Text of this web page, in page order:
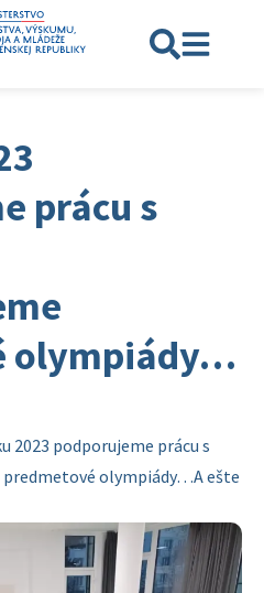
prácu s
olympiády…
2023 podporujeme prácu s
predmetové olympiády…A ešte